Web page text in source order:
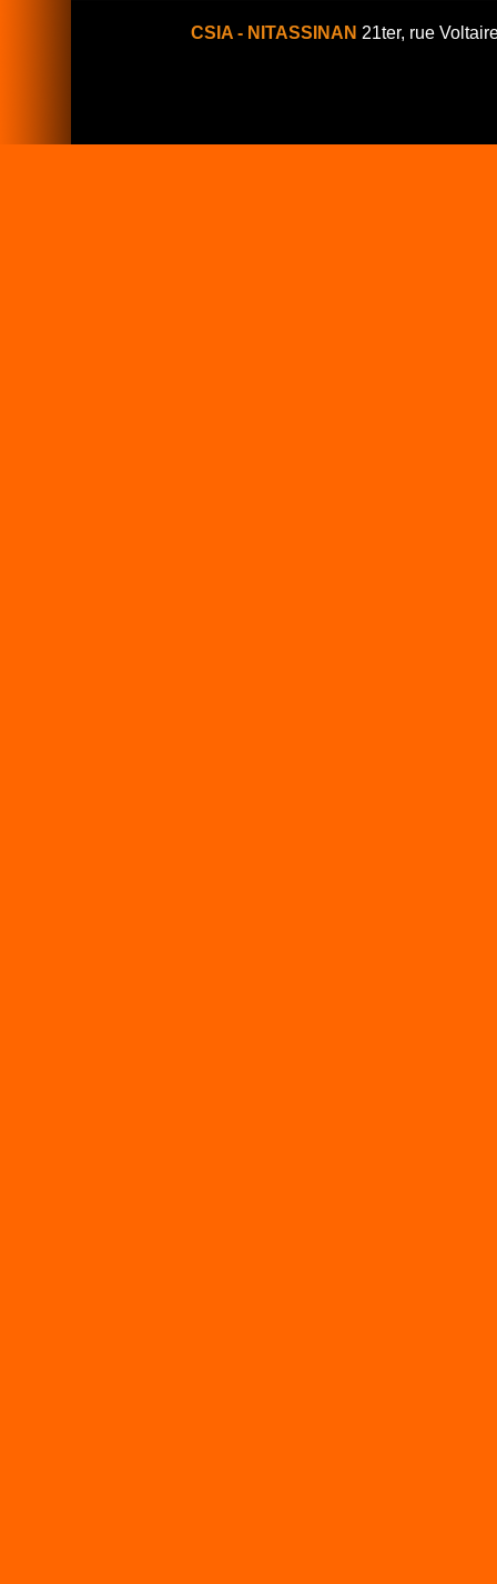
CSIA - NITASSINAN 21ter, rue